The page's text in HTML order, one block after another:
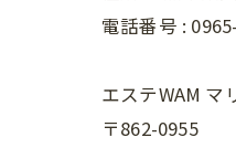
電話番号 :
エステWAM マ
〒862-0955